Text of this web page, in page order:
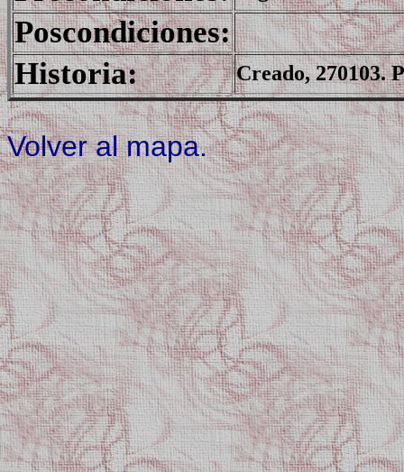
Poscondiciones:
Historia:
Creado, 270103.
Volver al mapa.